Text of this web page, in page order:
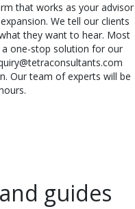
that works as your advisor
We tell our clients
they want to hear. Most
one-stop solution for our
Our team of experts will be
guides